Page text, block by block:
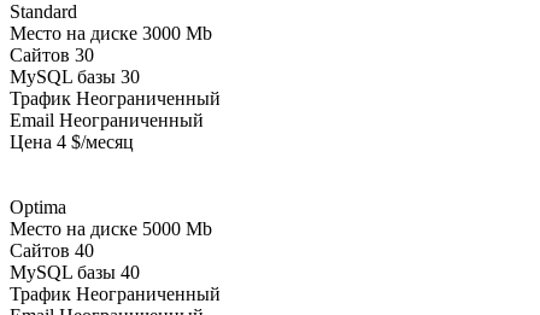
Standard
Место на диске 3000 Mb
Сайтов 30
MySQL базы 30
Трафик Неограниченный
Email Неограниченный
Цена 4 $/месяц
Optima
Место на диске 5000 Mb
Сайтов 40
MySQL базы 40
Трафик Неограниченный